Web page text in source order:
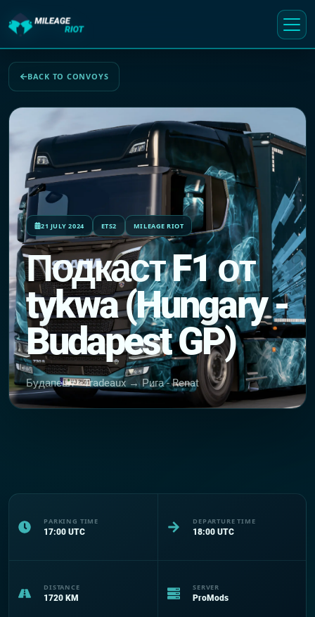
BACK TO CONVOYS
21 JULY 2024 ETS2 MILEAGE RIOT
Подкаст F1 от
tykwa (Hungary -
Budapest GP)
Будапешт - Tradeaux → Рига - Renat
PARKING TIME
17:00 UTC
DEPARTURE TIME
18:00 UTC
DISTANCE
1720 KM
SERVER
ProMods